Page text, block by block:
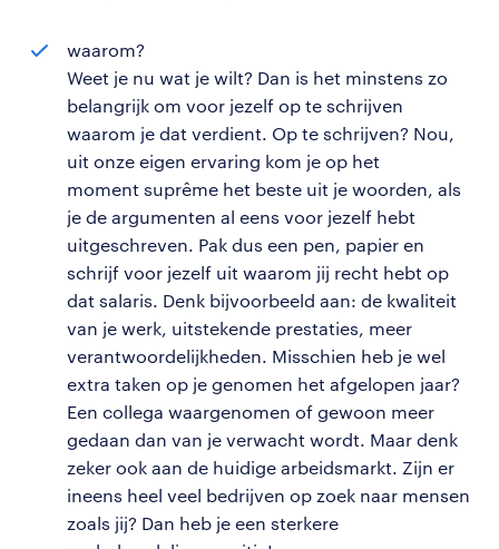
waarom?
Weet je nu wat je wilt? Dan is het minstens zo
belangrijk om voor jezelf op te schrijven
waarom je dat verdient. Op te schrijven? Nou,
uit onze eigen ervaring kom je op het
moment suprême het beste uit je woorden, als
je de argumenten al eens voor jezelf hebt
uitgeschreven. Pak dus een pen, papier en
schrijf voor jezelf uit waarom jij recht hebt op
dat salaris. Denk bijvoorbeeld aan: de kwaliteit
van je werk, uitstekende prestaties, meer
verantwoordelijkheden. Misschien heb je wel
extra taken op je genomen het afgelopen jaar?
Een collega waargenomen of gewoon meer
gedaan dan van je verwacht wordt. Maar denk
zeker ook aan de huidige arbeidsmarkt. Zijn er
ineens heel veel bedrijven op zoek naar mensen
zoals jij? Dan heb je een sterkere